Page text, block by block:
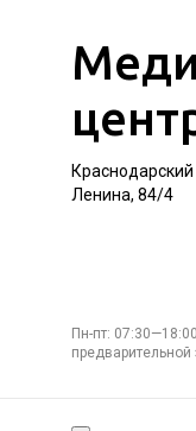
Ленина, 84/4
Пн-пт:
предварительной